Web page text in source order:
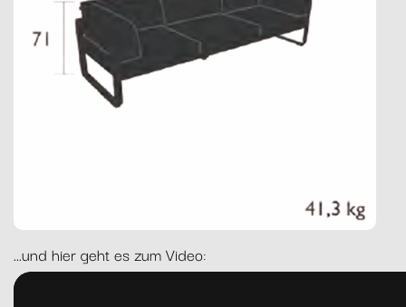
...und hier geht es zum Video: